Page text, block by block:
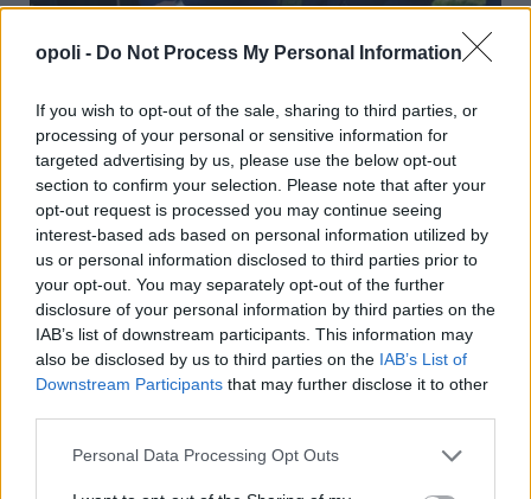
opoli - Do Not Process My Personal Information
If you wish to opt-out of the sale, sharing to third parties, or
processing of your personal or sensitive information for
targeted advertising by us, please use the below opt-out
section to confirm your selection. Please note that after your
opt-out request is processed you may continue seeing
interest-based ads based on personal information utilized by
us or personal information disclosed to third parties prior to
your opt-out. You may separately opt-out of the further
disclosure of your personal information by third parties on the
IAB’s list of downstream participants. This information may
also be disclosed by us to third parties on the IAB’s List of
Downstream Participants that may further disclose it to other
Personal Data Processing Opt Outs